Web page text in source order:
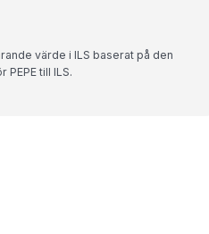
värde i ILS baserat på den
PEPE till ILS.